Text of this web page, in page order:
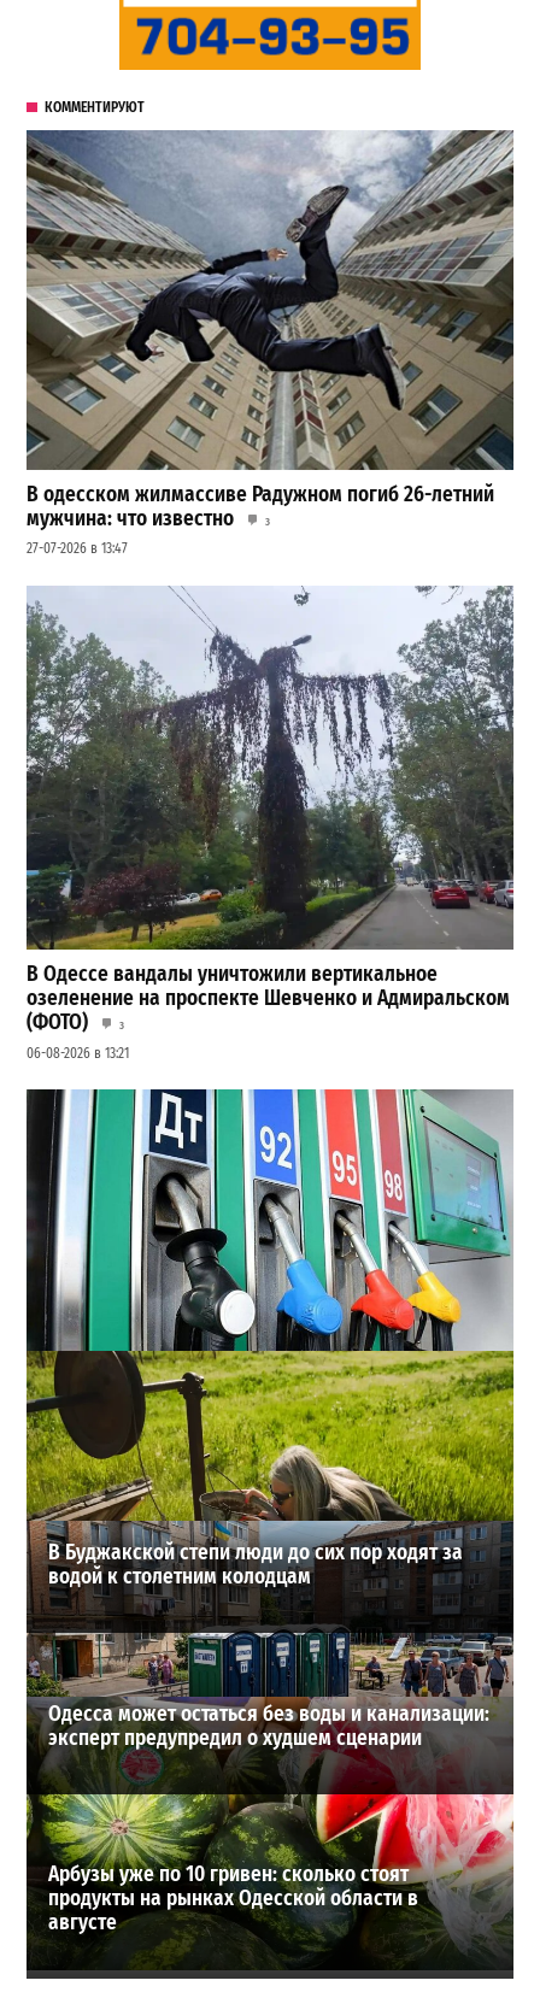
КОММЕНТИРУЮТ
В одесском жилмассиве Радужном погиб 26-летний
мужчина: что известно
3
27-07-2026 в 13:47
В Одессе вандалы уничтожили вертикальное
озеленение на проспекте Шевченко и Адмиральском
(ФОТО)
3
06-08-2026 в 13:21
Неприятный сюрприз для водителей Одессы: на АЗС
снова взлетели цены
28-07-2026 в 06:47
ВИБОР РЕДАКЦИИ
В Буджакской степи люди до сих пор ходят за
водой к столетним колодцам
Одесса может остаться без воды и канализации:
эксперт предупредил о худшем сценарии
Арбузы уже по 10 гривен: сколько стоят
продукты на рынках Одесской области в
августе